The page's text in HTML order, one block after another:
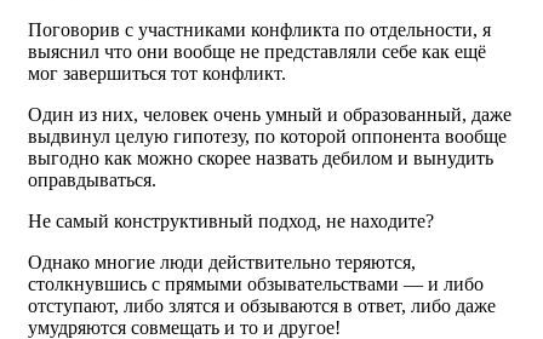
Поговорив с участниками конфликта по отдельности, я
выяснил что они вообще не представляли себе как ещё
мог завершиться тот конфликт.
Один из них, человек очень умный и образованный, даже
выдвинул целую гипотезу, по которой оппонента вообще
выгодно как можно скорее назвать дебилом и вынудить
оправдываться.
Не самый конструктивный подход, не находите?
Однако многие люди действительно теряются,
столкнувшись с прямыми обзывательствами — и либо
отступают, либо злятся и обзываются в ответ, либо даже
умудряются совмещать и то и другое!